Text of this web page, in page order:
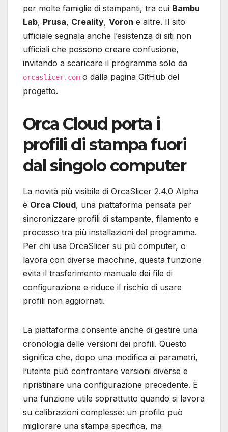
per molte famiglie di stampanti, tra cui Bambu
Lab, Prusa, Creality, Voron e altre. Il sito
ufficiale segnala anche l’esistenza di siti non
ufficiali che possono creare confusione,
invitando a scaricare il programma solo da
orcaslicer.com o dalla pagina GitHub del
progetto.
Orca Cloud porta i
profili di stampa fuori
dal singolo computer
La novità più visibile di OrcaSlicer 2.4.0 Alpha
è Orca Cloud, una piattaforma pensata per
sincronizzare profili di stampante, filamento e
processo tra più installazioni del programma.
Per chi usa OrcaSlicer su più computer, o
lavora con diverse macchine, questa funzione
evita il trasferimento manuale dei file di
configurazione e riduce il rischio di usare
profili non aggiornati.
La piattaforma consente anche di gestire una
cronologia delle versioni dei profili. Questo
significa che, dopo una modifica ai parametri,
l’utente può confrontare versioni diverse e
ripristinare una configurazione precedente. È
una funzione utile soprattutto quando si lavora
su calibrazioni complesse: un profilo può
migliorare una stampa specifica, ma